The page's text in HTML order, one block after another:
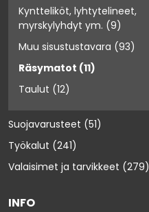
Kyntteliköt, lyhtytelineet,
myrskylyhdyt ym. (9)
Muu sisustustavara (93)
Räsymatot (11)
Taulut (12)
Suojavarusteet (51)
Työkalut (241)
Valaisimet ja tarvikkeet (279)
INFO